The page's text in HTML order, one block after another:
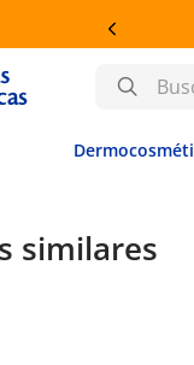
Buscar un
similares